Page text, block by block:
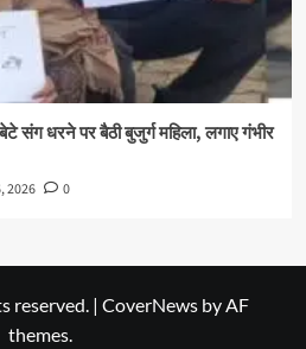
संग धरने पर बैठी बुजुर्ग महिला, लगाए गंभीर
2026 0
reserved. | CoverNews by AF
themes.